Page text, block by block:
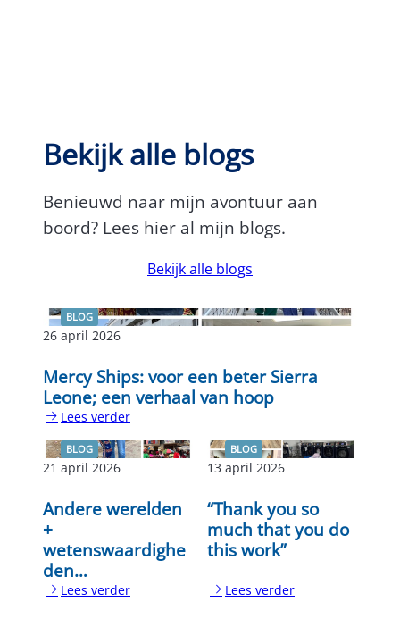
Bekijk alle blogs
Benieuwd naar mijn avontuur aan
boord? Lees hier al mijn blogs.
Bekijk alle blogs
BLOG
26 april 2026
Mercy Ships: voor een beter Sierra
Leone; een verhaal van hoop
Lees verder
Mercy
Ships:
een
beter
Sierra
Leone;
een
verhaal
BLOG
21 april 2026
Andere werelden
+
wetenswaardighe
den…
Lees verder
BLOG
13 april 2026
“Thank you so
much that you do
this work”
Lees verder